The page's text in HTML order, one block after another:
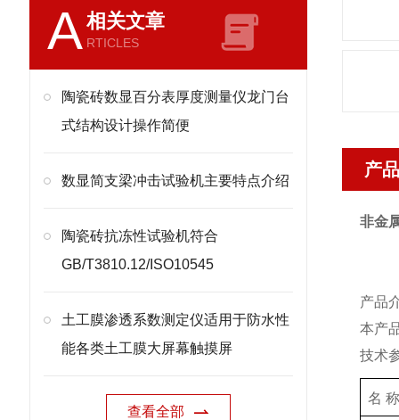
A相关文章
RTICLES
陶瓷砖数显百分表厚度测量仪龙门台
式结构设计操作简便
​数显简支梁冲击试验机主要特点介绍
陶瓷砖抗冻性试验机符合
GB/T3810.12/ISO10545
土工膜渗透系数测定仪适用于防水性
能各类土工膜大屏幕触摸屏
查看全部
产
非金
产品
本产
技术
名 称